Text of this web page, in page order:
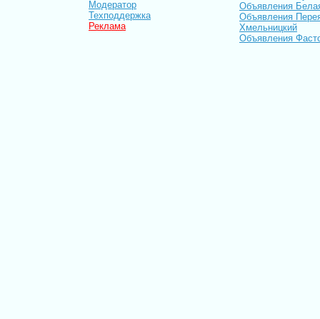
Модератор
Техподдержка
Реклама
Объявления
Объявления
Хмельницкий
Объявления